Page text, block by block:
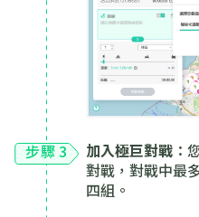
步驟 3 加入極巨對戰 ：
對戰，對戰中最
四組。